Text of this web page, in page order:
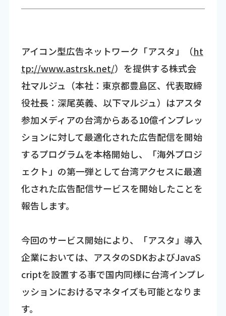
アイコン型広告ネットワーク「アスタ」（ht
tp://www.astrsk.net/）を提供する株式会
社マルジュ（本社：東京都豊島区、代表取締
役社長：深尾英義、以下マルジュ）はアスタ
参加メディアの台湾からある10億インプレッ
ションに対して最適化された広告配信を開始
するプログラムを本格開始し、「海外プロジ
ェクト」の第一弾として台湾アクセスに最適
化された広告配信サービスを開始したことを
報告します。
今回のサービス開始により、「アスタ」導入
企業においては、アスタのSDKおよびJavaS
criptを設置する事で国内同様に台湾インプレ
ッションにおけるマネタイズも可能となりま
す。